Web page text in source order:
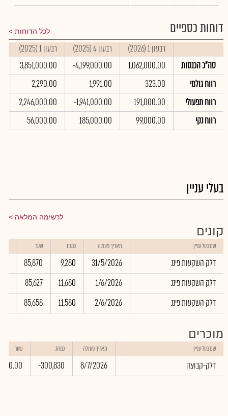
דוחות כספיים לכל הדוחות
רבעון 1 (2026) רבעון 4 (2025) רבעון 1 (2025)
סה"כ הכנסות
1,062,000.00
-4,199,000.00
3,851,000.00
רווח גולמי
323.00
-1,991.00
2,290.00
רווח תפעולי
191,000.00
-1,941,000.00
2,246,000.00
רווח נקי
99,000.00
185,000.00
56,000.00
בעלי עניין
לרשימה המלאה
קונים
שם בעל עניין תאריך פעולה כמות שער
דלק השקעות פיננ 31/5/2026
9,280
85,870
דלק השקעות פיננ
1/6/2026
11,680
85,627
דלק השקעות פיננ
2/6/2026
11,580
85,658
מוכרים
שם בעל עניין תאריך פעולה כמות שער
דלק-קבוצה 8/7/2026
-300,830
0.00